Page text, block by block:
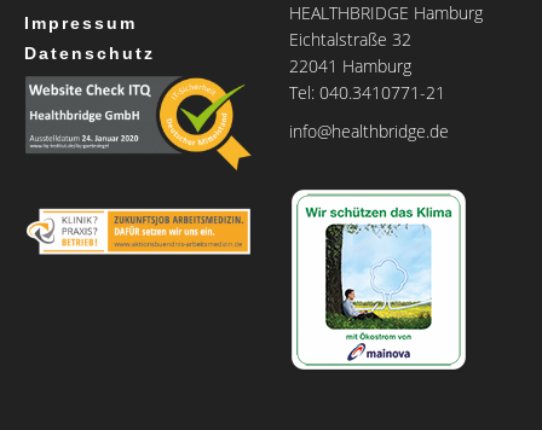
Impressum
Datenschutz
HEALTHBRIDGE Hamburg
Eichtalstraße 32
22041 Hamburg
Tel: 040.3410771-21
info@healthbridge.de